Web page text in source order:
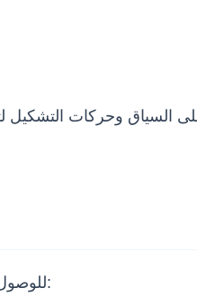
على السياق وحركات
للوصول إلى نص إنجليزي يبدو وكأنه كُتب في الأصل بتلك اللغة، ينبغي على المترجمين اتباع منهجية علمية وعملية منظمة ومدروسة: